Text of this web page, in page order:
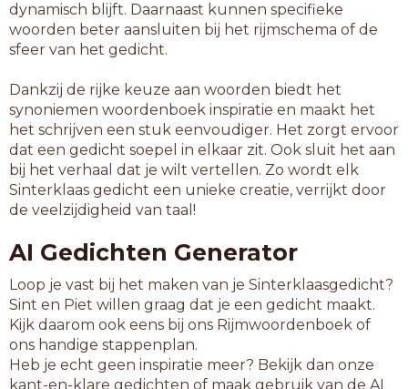
dynamisch blijft. Daarnaast kunnen specifieke
woorden beter aansluiten bij het rijmschema of de
sfeer van het gedicht.
Dankzij de rijke keuze aan woorden biedt het
synoniemen woordenboek inspiratie en maakt het
het schrijven een stuk eenvoudiger. Het zorgt ervoor
dat een gedicht soepel in elkaar zit. Ook sluit het aan
bij het verhaal dat je wilt vertellen. Zo wordt elk
Sinterklaas gedicht een unieke creatie, verrijkt door
de veelzijdigheid van taal!
AI Gedichten Generator
Loop je vast bij het maken van je Sinterklaasgedicht?
Sint en Piet willen graag dat je een gedicht maakt.
Kijk daarom ook eens bij ons Rijmwoordenboek of
ons handige stappenplan.
Heb je echt geen inspiratie meer? Bekijk dan onze
kant-en-klare gedichten of maak gebruik van de AI